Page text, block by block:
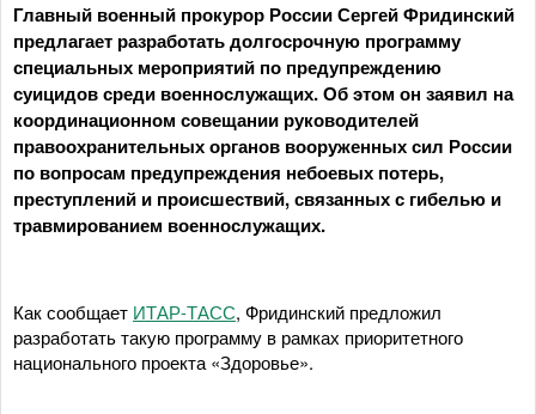
Главный военный прокурор России Сергей Фридинский
предлагает разработать долгосрочную программу
специальных мероприятий по предупреждению
суицидов среди военнослужащих. Об этом он заявил на
координационном совещании руководителей
правоохранительных органов вооруженных сил России
по вопросам предупреждения небоевых потерь,
преступлений и происшествий, связанных с гибелью и
травмированием военнослужащих.
Как сообщает ИТАР-ТАСС, Фридинский предложил
разработать такую программу в рамках приоритетного
национального проекта «Здоровье».